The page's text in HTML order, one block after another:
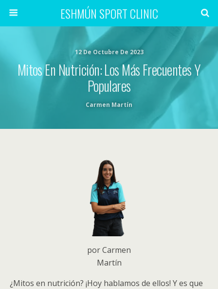
ESHMÚN SPORT CLINIC
12 De Octubre De 2023
Mitos En Nutrición: Los Más Frecuentes Y
Populares
Carmen Martín
por Carmen
Martín
¿Mitos en nutrición? ¡Hoy hablamos de ellos! Y es que